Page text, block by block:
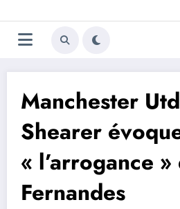
au
contenu
Manchester
Shearer
« l’arrogance
Fernandes